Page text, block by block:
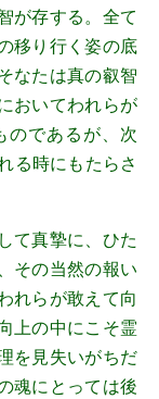
が存する。全て
移り行く姿の底
なたは真の叡智
おいてわれらが
のであるが、次
る時にもたらさ
て真摯に、ひた
その当然の報い
れらが敢えて向
上の中にこそ霊
を見失いがちだ
魂にとっては後